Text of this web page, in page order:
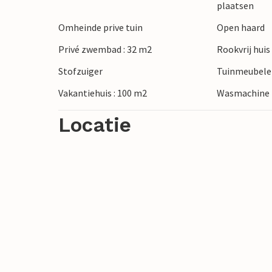
Partenio, bezoek de kathedraal en het
specialiteiten in Baiano. Maak een
thermale baden van Telese Terme.
plaatsen
Omheinde prive tuin Open haard
Privé zwembad : 32 m2
Rookvrij huis
Stofzuiger
Vakantiehuis : 100 m2
Wasmachine
Locatie